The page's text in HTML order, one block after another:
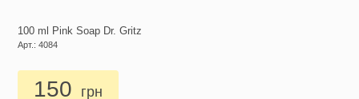
100 ml Pink Soap Dr. Gritz
Арт.: 4084
150 грн